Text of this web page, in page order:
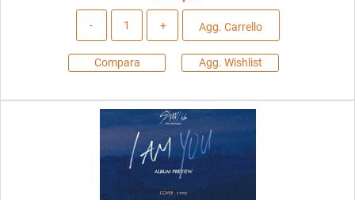
Agg. Carrello
Compara Agg. Wishlist